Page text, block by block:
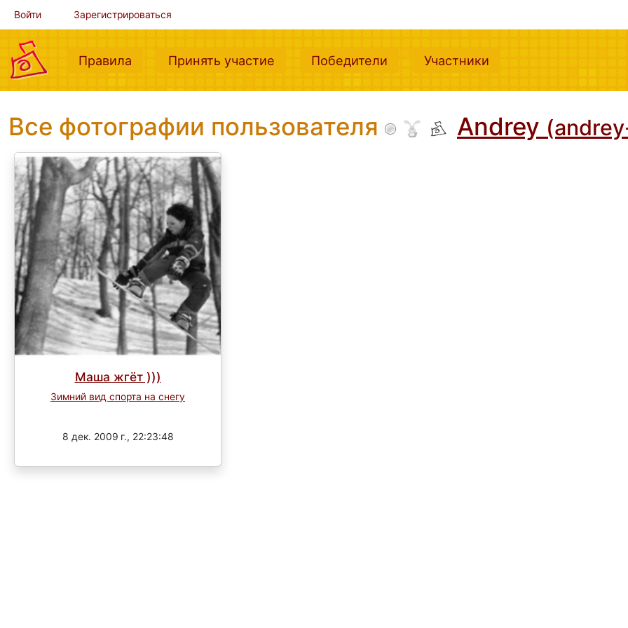
Войти Зарегистрироваться
Правила (current)Принять участие (current)Победители (current)Участники
Все фотографии пользователя Andrey
Маша жгёт )))
Зимний вид спорта на снегу
8 дек. 2009 г., 22:23:48